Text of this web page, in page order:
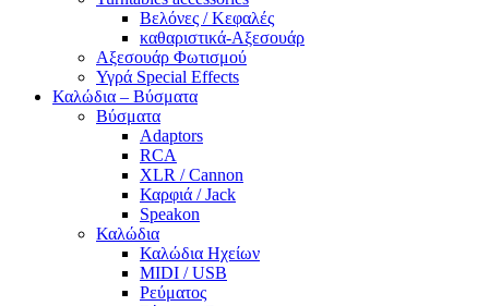
Βελόνες / Κεφαλές
καθαριστικά-Αξεσουάρ
Αξεσουάρ Φωτισμού
Υγρά Special Effects
Καλώδια – Βύσματα
Βύσματα
Adaptors
RCA
XLR / Cannon
Καρφιά / Jack
Speakon
Καλώδια
Καλώδια Ηχείων
MIDI / USB
Ρεύματος